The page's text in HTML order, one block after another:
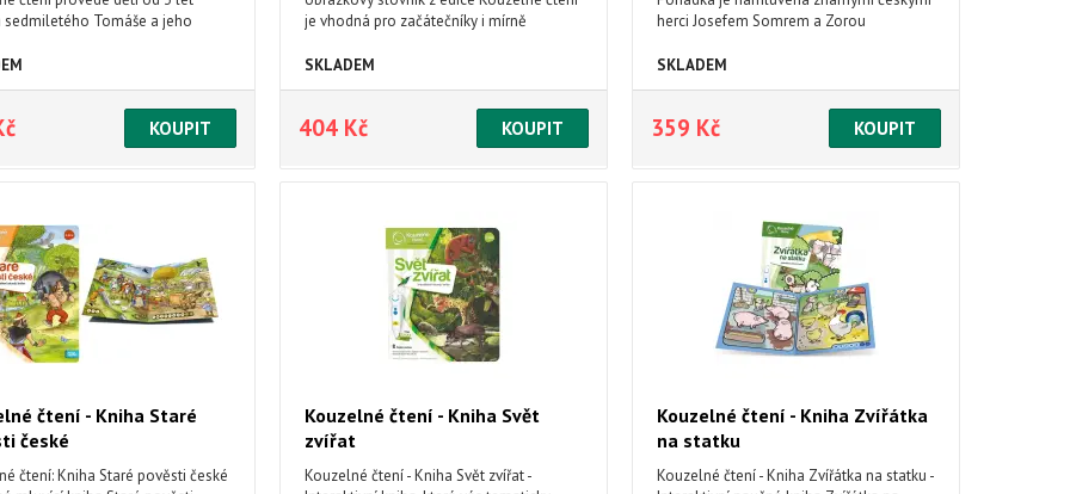
sedmiletého Tomáše a jeho
na hory, zavítají na letní tábor v
a prozkoumají i další místa
je vhodná pro začátečníky i mírně
rozdělena do 11 kapitol, které obsahují
přes 1000 německých slovíček včetně
obrázků a příkladů použití.
SKLADEM
404 Kč
herci Josefem Somrem a Zorou
zábavnými úkoly, obsahuje přes 250
zvuků a textů.
SKLADEM
359 Kč
čtení - Kniha Staré
české
čtení: Kniha Staré pověsti české
Kouzelné čtení - Kniha Svět
zvířat
Kouzelné čtení - Kniha Svět zvířat -
Kouzelné čtení - Kniha Zvířátka
na statku
Kouzelné čtení - Kniha Zvířátka na statku -